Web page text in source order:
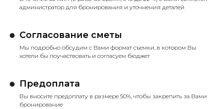
администратор для бронирования и уточнения деталей
Согласование сметы
Мы подробно обсудим с Вами формат съемки, в котором Вы
хотели бы поучаствовать и согласуем бюджет
Предоплата
Вы вносите предоплату в размере 50%, чтобы закрепить за Вами
бронирование